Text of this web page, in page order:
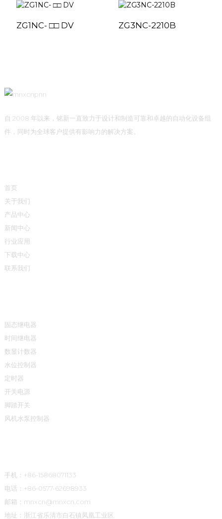
ZG1NC- □□ DV ZG3NC-2210B
自 2008 年以来，铭新一直致力于设计和制造可靠和卓越的自动化设备组
件，同时为全球客户提供有影响力的解决方案。
首页
关于我们
产品中心
新闻中心
行业应用
下载中心
联系我们
固态继电器
时间继电器
数显计数器
水位控制器
定时器
开关电源
脚踏开关
风机水泵控制器
手机：+86-15868071133
电话：+86-0577-62698933
邮箱：mnxcn@mnxcn.com
地址：浙江省乐清市白石镇凤凰工业区